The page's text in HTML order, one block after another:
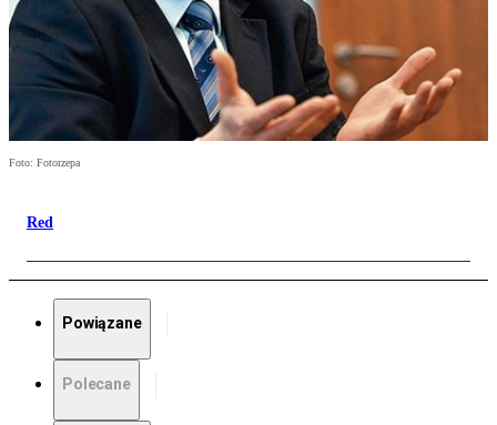
Foto: Fotorzepa
Red
Powiązane
Polecane